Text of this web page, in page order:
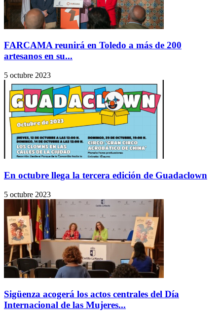
FARCAMA reunirá en Toledo a más de 200
artesanos en su...
5 octubre 2023
En octubre llega la tercera edición de Guadaclown
5 octubre 2023
Sigüenza acogerá los actos centrales del Día
Internacional de las Mujeres...